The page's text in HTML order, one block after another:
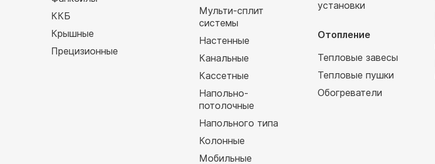
ККБ
Крышные
Прецизионные
Мульти-сплит
системы
Настенные
Канальные
Кассетные
Напольно-
потолочные
Напольного типа
Колонные
Мобильные
установки
Отопление
Тепловые завесы
Тепловые пушки
Обогреватели